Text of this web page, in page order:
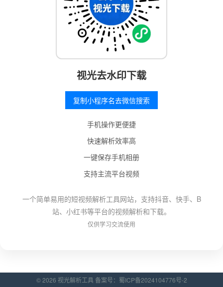
视光去水印下载
复制小程序名去微信搜索
手机操作更便捷
快速解析效率高
一键保存手机相册
支持主流平台视频
一个简单易用的短视频解析工具网站，支持抖音、快手、B
站、小红书等平台的视频解析和下载。
仅供学习交流使用
© 2026 视光解析工具 备案号： 蜀ICP备2024104776号-2